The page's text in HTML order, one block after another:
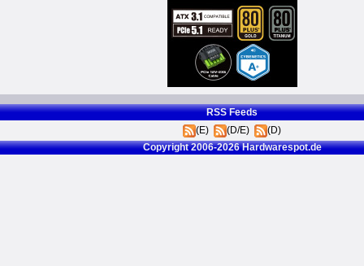
RSS Feeds
(E)
(D/E)
(D)
Copyright 2006-2026 Hardwarespot.de